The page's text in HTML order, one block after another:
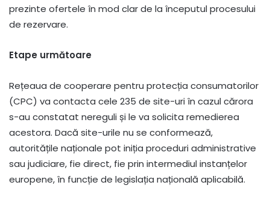
prezinte ofertele în mod clar de la începutul procesului
de rezervare.
Etape următoare
Rețeaua de cooperare pentru protecția consumatorilor
(CPC) va contacta cele 235 de site-uri în cazul cărora
s-au constatat nereguli și le va solicita remedierea
acestora. Dacă site-urile nu se conformează,
autoritățile naționale pot iniția proceduri administrative
sau judiciare, fie direct, fie prin intermediul instanțelor
europene, în funcție de legislația națională aplicabilă.